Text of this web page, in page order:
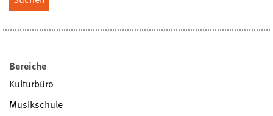
Bereiche
Kulturbüro
Musikschule